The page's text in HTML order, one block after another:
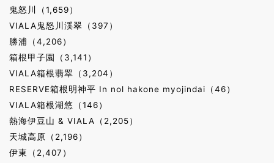
鬼怒川（1,659）
VIALA鬼怒川渓翠（397）
勝浦（4,206）
箱根甲子園（3,141）
VIALA箱根翡翠（3,204）
RESERVE箱根明神平 In nol hakone myojindai（46）
VIALA箱根湖悠（146）
熱海伊豆山 & VIALA（2,205）
天城高原（2,196）
伊東（2,407）